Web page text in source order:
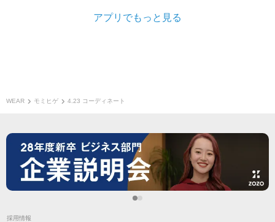
アプリでもっと見る
WEAR モミヒゲ 4.23 コーディネート
採用情報